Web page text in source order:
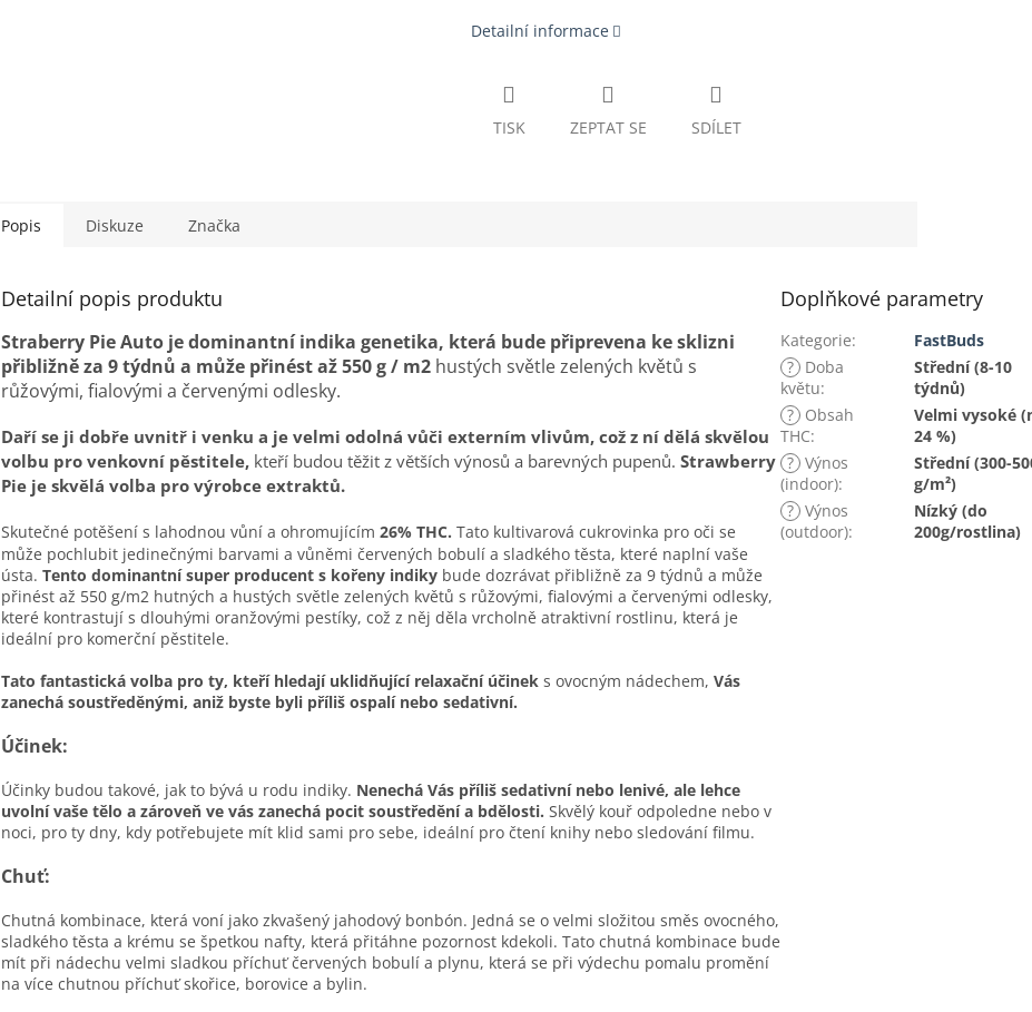
Detailní informace
TISK ZEPTAT SE SDÍLET
Popis Diskuze Značka
Detailní popis produktu
Straberry Pie Auto je dominantní indika genetika, která bude připrevena ke sklizni
přibližně za 9 týdnů a může přinést až 550 g / m2 hustých světle zelených květů s
růžovými, fialovými a červenými odlesky.
Daří se ji dobře uvnitř i venku a je velmi odolná vůči externím vlivům, což z ní dělá skvělou
volbu pro venkovní pěstitele, kteří budou těžit z větších výnosů a barevných pupenů. Strawberry
Pie je skvělá volba pro výrobce extraktů.
Skutečné potěšení s lahodnou vůní a ohromujícím 26% THC. Tato kultivarová cukrovinka pro oči se
může pochlubit jedinečnými barvami a vůněmi červených bobulí a sladkého těsta, které naplní vaše
ústa. Tento dominantní super producent s kořeny indiky bude dozrávat přibližně za 9 týdnů a může
přinést až 550 g/m2 hutných a hustých světle zelených květů s růžovými, fialovými a červenými odlesky,
které kontrastují s dlouhými oranžovými pestíky, což z něj děla vrcholně atraktivní rostlinu, která je
ideální pro komerční pěstitele.
Tato fantastická volba pro ty, kteří hledají uklidňující relaxační účinek s ovocným nádechem, Vás
zanechá soustředěnými, aniž byste byli příliš ospalí nebo sedativní.
Účinek:
Účinky budou takové, jak to bývá u rodu indiky. Nenechá Vás příliš sedativní nebo lenivé, ale lehce
uvolní vaše tělo a zároveň ve vás zanechá pocit soustředění a bdělosti. Skvělý kouř odpoledne nebo v
noci, pro ty dny, kdy potřebujete mít klid sami pro sebe, ideální pro čtení knihy nebo sledování filmu.
Chuť:
Chutná kombinace, která voní jako zkvašený jahodový bonbón. Jedná se o velmi složitou směs ovocného,
​​sladkého těsta a krému se špetkou nafty, která přitáhne pozornost kdekoli. Tato chutná kombinace bude
mít při nádechu velmi sladkou příchuť červených bobulí a plynu, která se při výdechu pomalu promění
na více chutnou příchuť skořice, borovice a bylin.
Doplňkové parametry
Kategorie:
FastBuds
? Doba
květu:
Střední (8-10
týdnů)
? Obsah
THC:
Velmi vysoké
24 %)
? Výnos
(indoor):
Střední (300-
g/m²)
? Výnos
(outdoor):
Nízký (do
200g/rostlina)